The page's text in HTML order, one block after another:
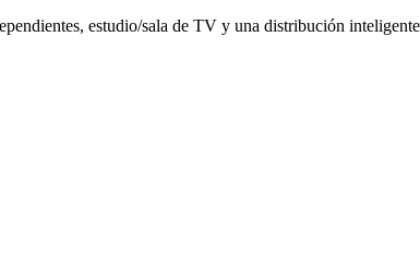
estudio/sala de TV y una distribución